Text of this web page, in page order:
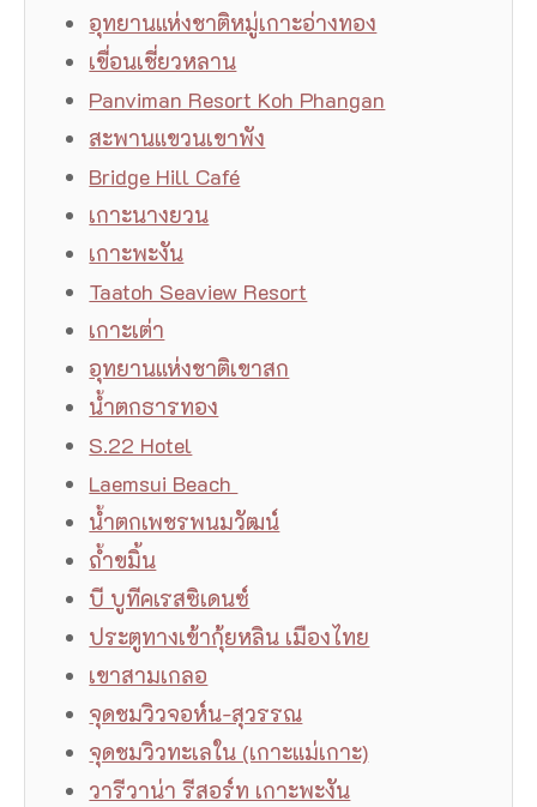
อุทยานแห่งชาติหมู่เกาะอ่างทอง
เขื่อนเชี่ยวหลาน
Panviman Resort Koh Phangan
สะพานแขวนเขาพัง
Bridge Hill Café
เกาะนางยวน
เกาะพะงัน
Taatoh Seaview Resort
เกาะเต่า
อุทยานแห่งชาติเขาสก
น้ำตกธารทอง
S.22 Hotel
Laemsui Beach
น้ำตกเพชรพนมวัฒน์
ถ้ำขมิ้น
บี บูทีคเรสซิเดนซ์
ประตูทางเข้ากุ้ยหลิน เมืองไทย
เขาสามเกลอ
จุดชมวิวจอห์น-สุวรรณ
จุดชมวิวทะเลใน (เกาะแม่เกาะ)
วารีวาน่า รีสอร์ท เกาะพะงัน